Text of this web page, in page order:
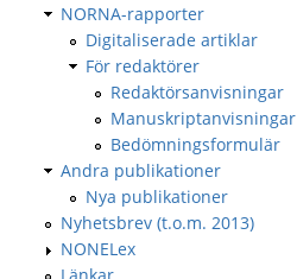
NORNA-rapporter
Digitaliserade artiklar
För redaktörer
Redaktörsanvisningar
Manuskriptanvisningar
Bedömningsformulär
Andra publikationer
Nya publikationer
Nyhetsbrev (t.o.m. 2013)
NONELex
Länkar